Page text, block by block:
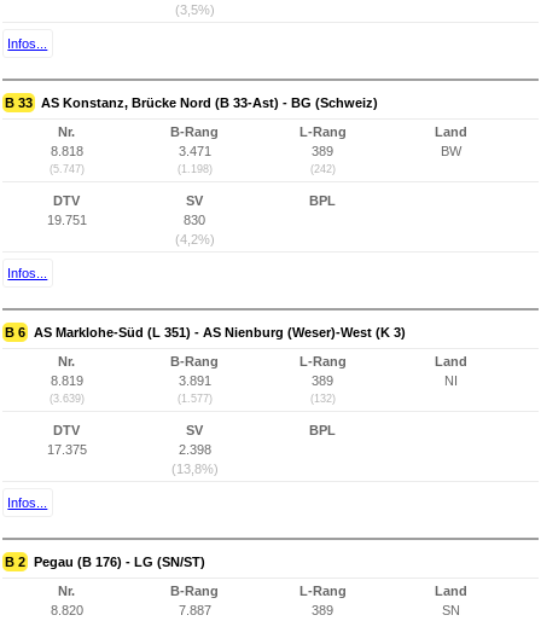
(3,5%)
Infos...
B 33 AS Konstanz, Brücke Nord (B 33-Ast) - BG (Schweiz)
Nr.
8.818
(5.747)
B-Rang
3.471
(1.198)
L-Rang
389
(242)
Land
BW
DTV
19.751
SV
830
(4,2%)
BPL
Infos...
B 6 AS Marklohe-Süd (L 351) - AS Nienburg (Weser)-West (K 3)
Nr.
8.819
(3.639)
B-Rang
3.891
(1.577)
L-Rang
389
(132)
Land
NI
DTV
17.375
SV
2.398
(13,8%)
BPL
Infos...
B 2 Pegau (B 176) - LG (SN/ST)
Nr.
8.820
B-Rang
7.887
L-Rang
389
Land
SN